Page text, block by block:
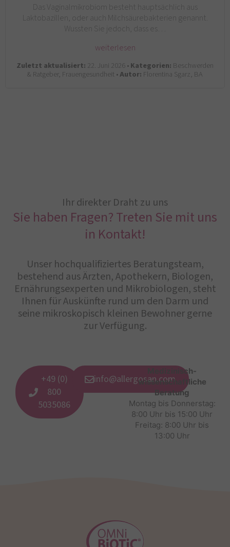
Das Vaginalmikrobiom besteht hauptsächlich aus
Laktobazillen, oder auch Milchsäurebakterien genannt.
Wussten Sie jedoch, dass es…
weiterlesen
Zuletzt aktualisiert: 22. Juni 2026 •Kategorien: Beschwerden
& Ratgeber, Frauengesundheit •Autor: Florentina Sgarz, BA
Ihr direkter Draht zu uns
Sie haben Fragen? Treten Sie mit uns
in Kontakt!
Unser hochqualifiziertes Beratungsteam,
bestehend aus Ärzten, Apothekern, Biologen,
Ernährungsexperten und Mikrobiologen, steht
Ihnen für Auskünfte rund um den Darm und
seine mikroskopisch kleinen Bewohner gerne
zur Verfügung.
+49 (0)
800
5035086
info@allergosan.com
Medizinisch-
wissenschaftliche
Beratung
Montag bis Donnerstag:
8:00 Uhr bis 15:00 Uhr
Freitag: 8:00 Uhr bis
13:00 Uhr